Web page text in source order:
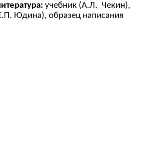
учебник (А.Л. Чекин),
Юдина), образец написания